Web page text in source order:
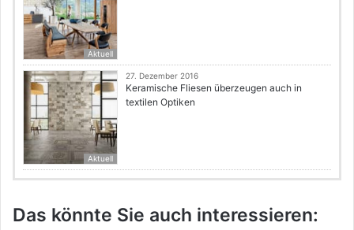
Aktuell
Aktuell
27. Dezember 2016
Keramische Fliesen überzeugen auch in
textilen Optiken
Das könnte Sie auch interessieren: